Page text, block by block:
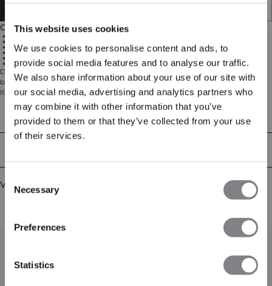
This website uses cookies
We use cookies to personalise content and ads, to
provide social media features and to analyse our traffic.
We also share information about your use of our site with
our social media, advertising and analytics partners who
may combine it with other information that you’ve
provided to them or that they’ve collected from your use
of their services.
Selection
Necessary
Preferences
Statistics
AAN WINKELWAGENTJE TOEVOEGEN
Omschrijving
Rand die je kunt omslaan
ICIW-logo
Veelzijdig voor de winter
Warm en stijlvol
De Everyday Chunky Wool Beanie is gemaakt van 100% wol in een grove
breisteek, met een comfortabele rand die je kunt omslaan en het iconische
ICIW-logo. Deze muts is een veelzijdige winteressential. Blijf warm met een
moeiteloze stijl. 100% wol.
Technische aspecten
Vergelijkbare producten